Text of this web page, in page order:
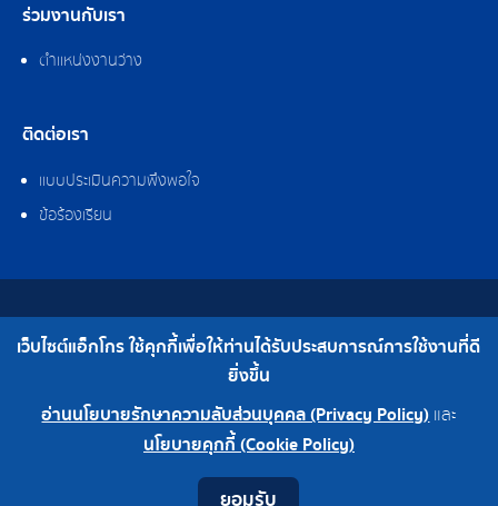
ร่วมงานกับเรา
ตำแหน่งงานว่าง
ติดต่อเรา
แบบประเมินความพึงพอใจ
ข้อร้องเรียน
สงวนลิขสิทธิ์ © 2562 บริษัท แอ็กโกร (ประเทศไทย) จำกัด
เบอร์โทร : 0-2308-2102 | โทรสาร : 0-2308-2487
เว็บไซต์แอ็กโกร ใช้คุกกี้เพื่อให้ท่านได้รับประสบการณ์การใช้งานที่ดี
ยิ่งขึ้น
อ่านนโยบายรักษาความลับส่วนบุคคล (Privacy Policy) และ
นโยบายคุกกี้ (Cookie Policy)
ยอมรับ
0-2308-2102
โรงงาน 0-2324-0515-6
ContactYoutube
LINE